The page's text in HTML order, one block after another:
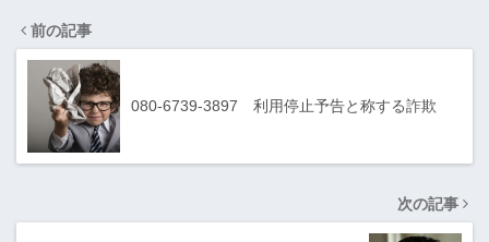
前の記事
080-6739-3897 利用停止予告と称する詐欺
次の記事